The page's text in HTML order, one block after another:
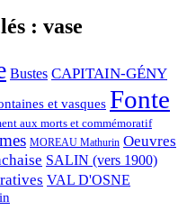
: vase
Bustes CAPITAIN-GÉNY
et vasques Fonte
aux morts et commémoratif
MOREAU Mathurin Oeuvres
SALIN (vers 1900)
VAL D'OSNE